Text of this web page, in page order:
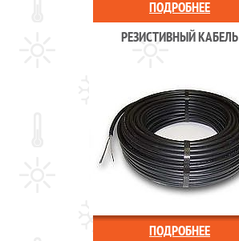
ПОДРОБНЕЕ
РЕЗИСТИВНЫЙ КАБЕЛЬ
ПОДРОБНЕЕ